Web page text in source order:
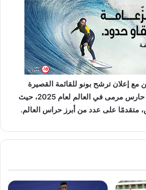
مع إعلان ترشح بونو للقائمة القصيرة
لجائزة “ياشين” لأفضل حارس مرمى في العالم لعام 2025، حيث
متقدمًا على عدد من أبرز حراس العالم.